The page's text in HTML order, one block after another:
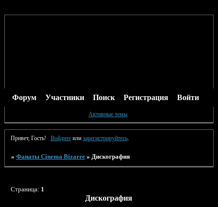
Форум Участники Поиск Регистрация Войти
Активные темы
Привет, Гость! Войдитеили зарегистрируйтесь.
» Фанаты Cinema Bizarre » Дискография
Дискография
Страница: 1